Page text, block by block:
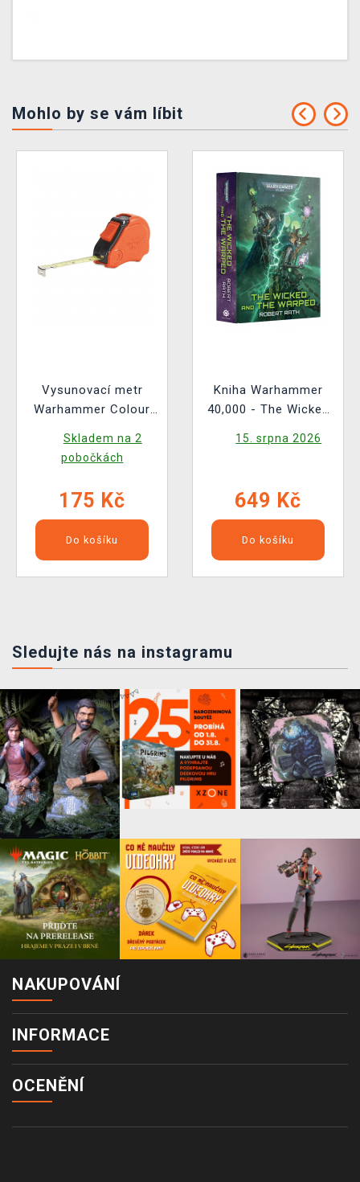
Mohlo by se vám líbit
Vysunovací metr
Warhammer Colour
Skladem na 2
pobočkách
175 Kč
Do košíku
Kniha Warhammer
40,000 - The Wicked
15. srpna 2026
649 Kč
Do košíku
Sledujte nás na instagramu
NAKUPOVÁNÍ
INFORMACE
OCENĚNÍ